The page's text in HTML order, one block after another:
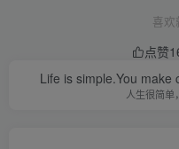
喜欢
点赞
Life is simple.You make
人生很简单